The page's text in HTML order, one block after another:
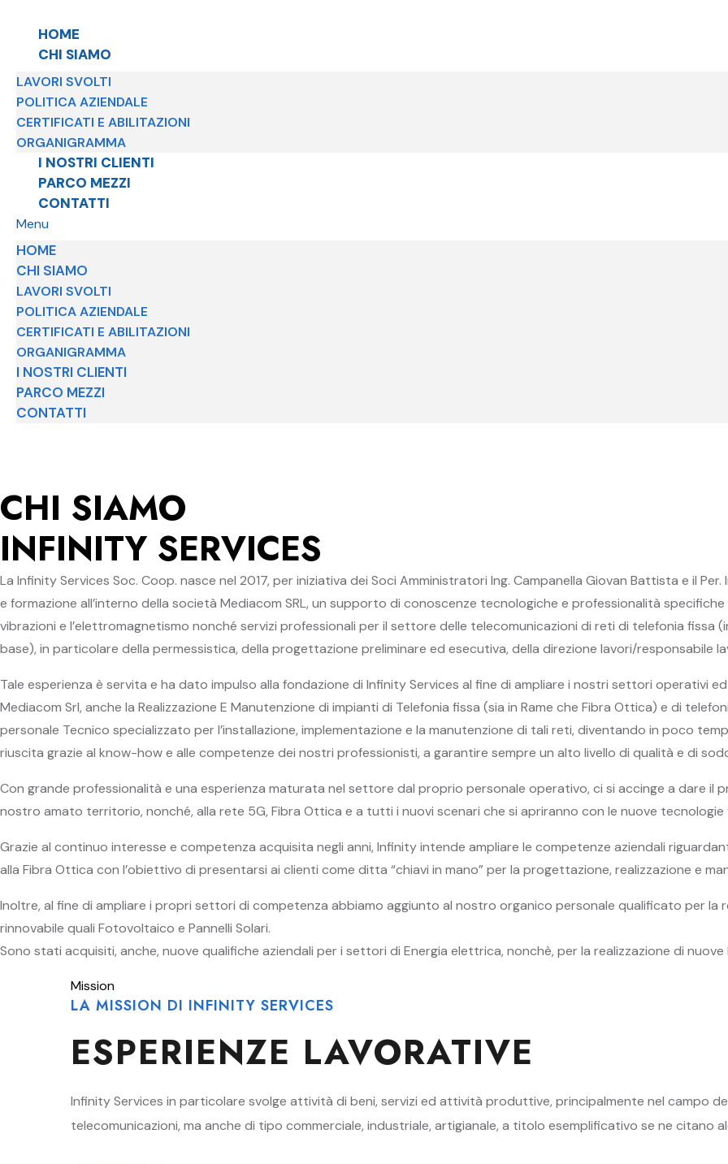
HOME
CHI SIAMO
LAVORI SVOLTI
POLITICA AZIENDALE
CERTIFICATI E ABILITAZIONI
ORGANIGRAMMA
I NOSTRI CLIENTI
PARCO MEZZI
CONTATTI
Menu
HOME
CHI SIAMO
LAVORI SVOLTI
POLITICA AZIENDALE
CERTIFICATI E ABILITAZIONI
ORGANIGRAMMA
I NOSTRI CLIENTI
PARCO MEZZI
CONTATTI
CHI SIAMO
INFINITY SERVICES
La Infinity Services Soc. Coop. nasce nel 2017, per iniziativa dei Soci Amministratori Ing. Campanella Giovan Battista e il
e formazione all’interno della società Mediacom SRL, un supporto di conoscenze tecnologiche e professionalità specifiche
vibrazioni e l’elettromagnetismo nonché servizi professionali per il settore delle telecomunicazioni di reti di telefonia
base), in particolare della permessistica, della progettazione preliminare ed esecutiva, della direzione lavori/responsabile
Tale esperienza è servita e ha dato impulso alla fondazione di Infinity Services al fine di ampliare i nostri settori operativi
Mediacom Srl, anche la Realizzazione E Manutenzione di impianti di Telefonia fissa (sia in Rame che Fibra Ottica) e di
personale Tecnico specializzato per l’installazione, implementazione e la manutenzione di tali reti, diventando in poco
riuscita grazie al know-how e alle competenze dei nostri professionisti, a garantire sempre un alto livello di qualità e di
Con grande professionalità e una esperienza maturata nel settore dal proprio personale operativo, ci si accinge a dare il
nostro amato territorio, nonché, alla rete 5G, Fibra Ottica e a tutti i nuovi scenari che si apriranno con le nuove tecnologie
Grazie al continuo interesse e competenza acquisita negli anni, Infinity intende ampliare le competenze aziendali
alla Fibra Ottica con l’obiettivo di presentarsi ai clienti come ditta “chiavi in mano” per la progettazione, realizzazione e
Inoltre, al fine di ampliare i propri settori di competenza abbiamo aggiunto al nostro organico personale qualificato per la
rinnovabile quali Fotovoltaico e Pannelli Solari.
Sono stati acquisiti, anche, nuove qualifiche aziendali per i settori di Energia elettrica, nonchè, per la realizzazione di
Mission
LA MISSION DI INFINITY SERVICES
ESPERIENZE LAVORATIVE
Infinity Services in particolare svolge attività di beni, servizi ed attività produttive, principalmente nel campo
telecomunicazioni, ma anche di tipo commerciale, industriale, artigianale, a titolo esemplificativo se ne citano